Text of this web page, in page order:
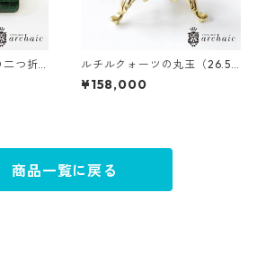
二つ折
ルチルクォーツの丸玉（26.5
mm）
¥158,000
商品一覧に戻る